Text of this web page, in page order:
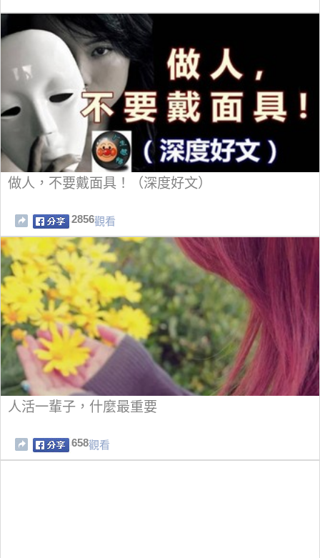
做人，不要戴面具！（深度好文）
2856觀看
人活一輩子，什麼最重要
658觀看